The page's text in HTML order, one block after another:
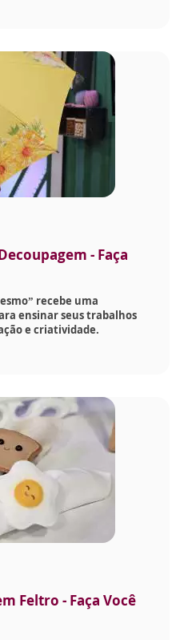
- Faça
recebe uma
ensinar seus trabalhos
e criatividade.
Feltro - Faça Você